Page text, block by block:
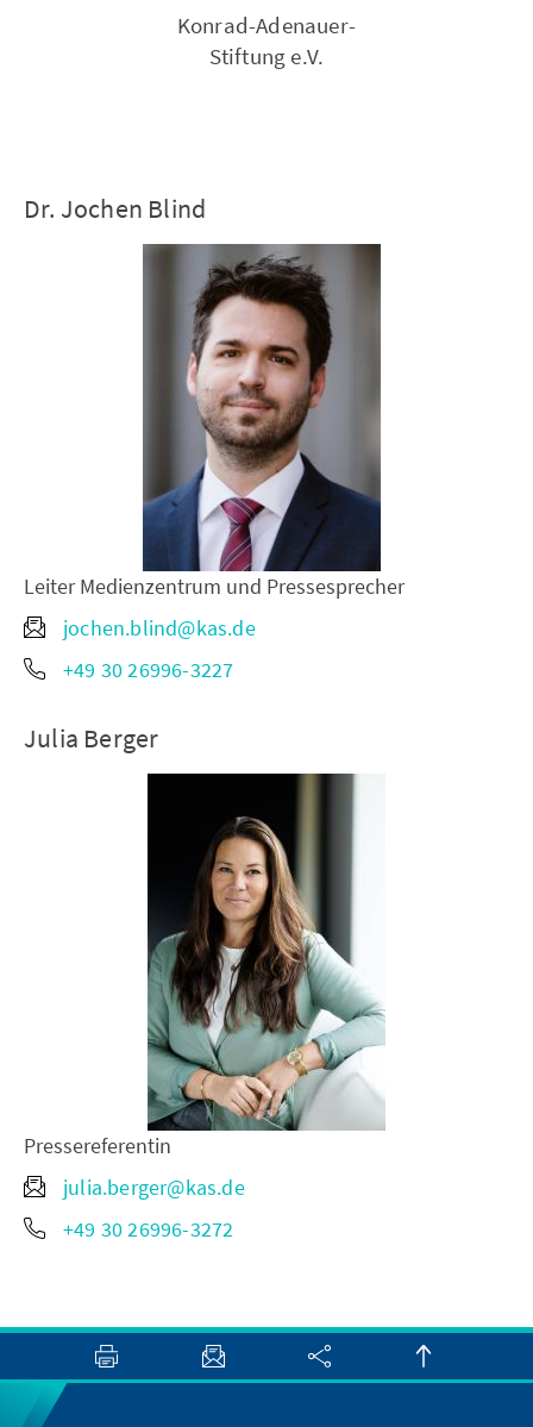
Konrad-Adenauer-
Stiftung e.V.
Dr. Jochen Blind
Leiter Medienzentrum und Pressesprecher
jochen.blind@kas.de
+49 30 26996-3227
Julia Berger
Pressereferentin
julia.berger@kas.de
+49 30 26996-3272